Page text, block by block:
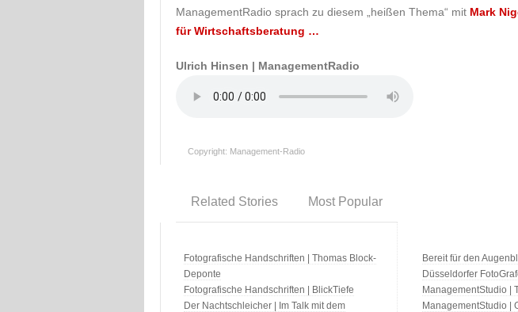
ManagementRadio sprach zu diesem „heißen Thema“ mit Mark
für Wirtschaftsberatung …
Ulrich Hinsen | ManagementRadio
Copyright: Management-Radio
Related Stories Most Popular
Fotografische Handschriften | Thomas Block-
Deponte
Fotografische Handschriften | BlickTiefe
Der Nachtschleicher | Im Talk mit dem
Bereit für den
Düsseldorfer
ManagementStudio |
ManagementStudio |